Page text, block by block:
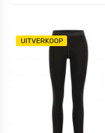
UITVERKOOP